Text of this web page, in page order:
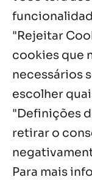
"Rejeitar
cookies que
necessários
escolher
"Definições
retirar o
Para mais
Es de
7 ago,
Notícias
Próximos